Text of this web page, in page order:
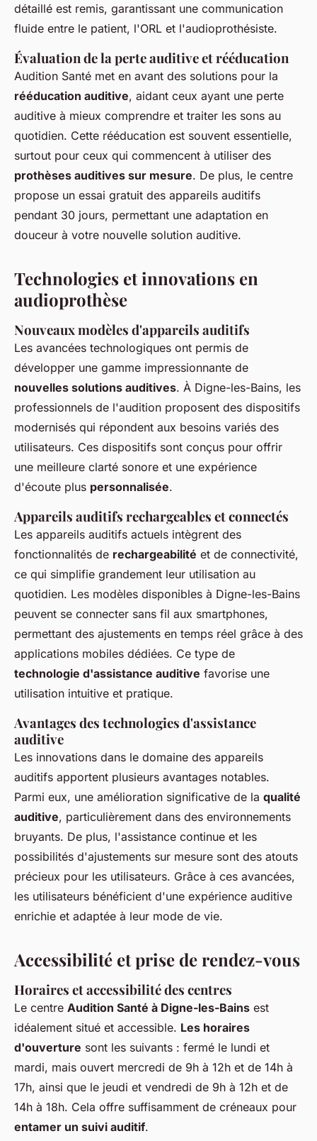
détaillé est remis, garantissant une communication
fluide entre le patient, l'ORL et l'audioprothésiste.
Évaluation de la perte auditive et rééducation
Audition Santé met en avant des solutions pour la
rééducation auditive, aidant ceux ayant une perte
auditive à mieux comprendre et traiter les sons au
quotidien. Cette rééducation est souvent essentielle,
surtout pour ceux qui commencent à utiliser des
prothèses auditives sur mesure. De plus, le centre
propose un essai gratuit des appareils auditifs
pendant 30 jours, permettant une adaptation en
douceur à votre nouvelle solution auditive.
Technologies et innovations en
audioprothèse
Nouveaux modèles d'appareils auditifs
Les avancées technologiques ont permis de
développer une gamme impressionnante de
nouvelles solutions auditives. À Digne-les-Bains, les
professionnels de l'audition proposent des dispositifs
modernisés qui répondent aux besoins variés des
utilisateurs. Ces dispositifs sont conçus pour offrir
une meilleure clarté sonore et une expérience
d'écoute plus personnalisée.
Appareils auditifs rechargeables et connectés
Les appareils auditifs actuels intègrent des
fonctionnalités de rechargeabilité et de connectivité,
ce qui simplifie grandement leur utilisation au
quotidien. Les modèles disponibles à Digne-les-Bains
peuvent se connecter sans fil aux smartphones,
permettant des ajustements en temps réel grâce à des
applications mobiles dédiées. Ce type de
technologie d'assistance auditive favorise une
utilisation intuitive et pratique.
Avantages des technologies d'assistance
auditive
Les innovations dans le domaine des appareils
auditifs apportent plusieurs avantages notables.
Parmi eux, une amélioration significative de la qualité
auditive, particulièrement dans des environnements
bruyants. De plus, l'assistance continue et les
possibilités d'ajustements sur mesure sont des atouts
précieux pour les utilisateurs. Grâce à ces avancées,
les utilisateurs bénéficient d'une expérience auditive
enrichie et adaptée à leur mode de vie.
Accessibilité et prise de rendez-vous
Horaires et accessibilité des centres
Le centre Audition Santé à Digne-les-Bains est
idéalement situé et accessible. Les horaires
d'ouverture sont les suivants : fermé le lundi et
mardi, mais ouvert mercredi de 9h à 12h et de 14h à
17h, ainsi que le jeudi et vendredi de 9h à 12h et de
14h à 18h. Cela offre suffisamment de créneaux pour
entamer un suivi auditif.